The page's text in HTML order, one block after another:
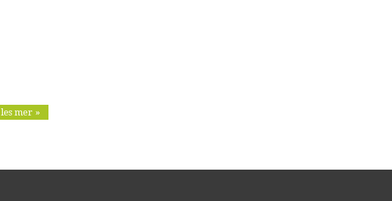
les mer »